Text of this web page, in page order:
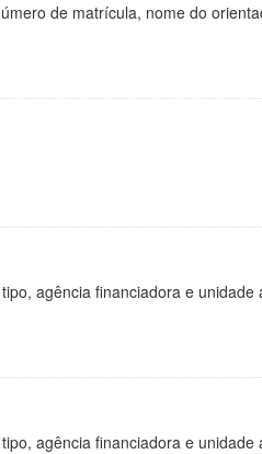
de matrícula, nome do
agência financiadora e unidade
agência financiadora e unidade